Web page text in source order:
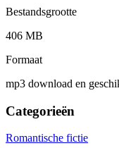
Bestandsgrootte
406 MB
Formaat
mp3 download en
Categorieën
Romantische fictie